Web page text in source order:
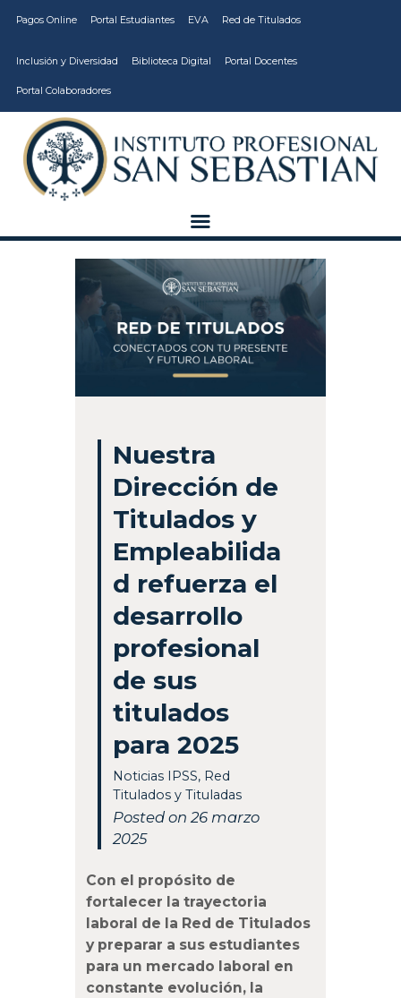
Pagos Online Portal Estudiantes EVA Red de Titulados
Inclusión y Diversidad Biblioteca Digital Portal Docentes
Portal Colaboradores
CARRERAS
VIDA ESTUDIANTIL
INSTITUCIÓN
VCM
EDUCACIÓN
CONTINUA
Nuestra
Dirección de
Titulados y
Empleabilida
d refuerza el
desarrollo
profesional
de sus
titulados
para 2025
Noticias IPSS, Red
Titulados y Tituladas
Posted on 26 marzo
2025
Con el propósito de
fortalecer la trayectoria
laboral de la Red de Titulados
y preparar a sus estudiantes
para un mercado laboral en
constante evolución, la